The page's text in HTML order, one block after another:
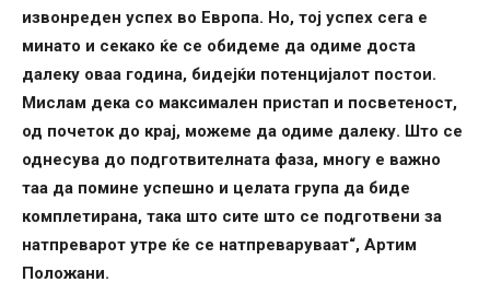
извонреден успех во Европа. Но, тој успех сега е
минато и секако ќе се обидеме да одиме доста
далеку оваа година, бидејќи потенцијалот постои.
Мислам дека со максимален пристап и посветеност,
од почеток до крај, можеме да одиме далеку. Што се
однесува до подготвителната фаза, многу е важно
таа да помине успешно и целата група да биде
комплетирана, така што сите што се подготвени за
натпреварот утре ќе се натпреваруваат“, Артим
Положани.